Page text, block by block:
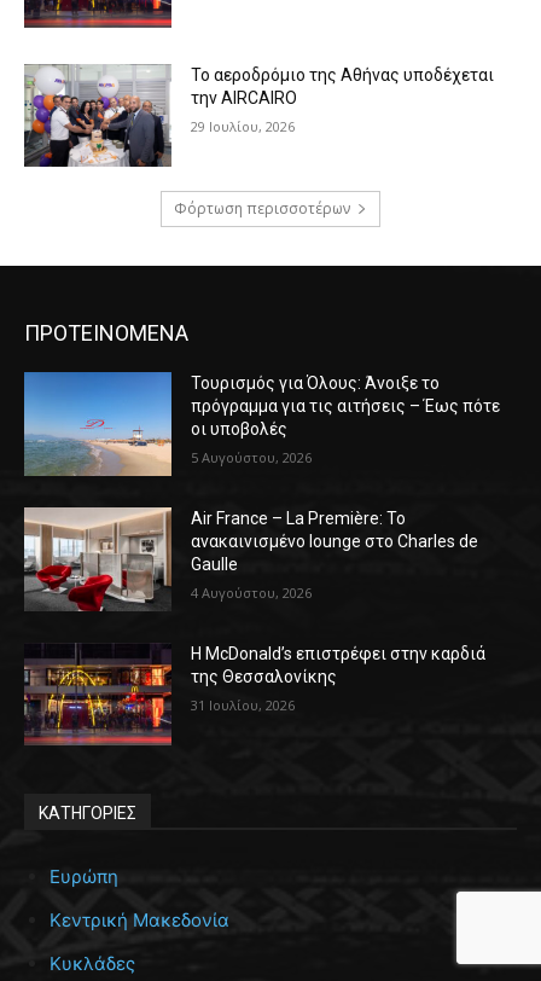
Το αεροδρόμιο της Αθήνας υποδέχεται
την AIRCAIRO
29 Ιουλίου, 2026
Φόρτωση περισσοτέρων
ΠΡΟΤΕΙΝΟΜΕΝΑ
Τουρισμός για Όλους: Άνοιξε το
πρόγραμμα για τις αιτήσεις – Έως πότε
οι υποβολές
5 Αυγούστου, 2026
Air France – La Première: Το
ανακαινισμένο lounge στο Charles de
Gaulle
4 Αυγούστου, 2026
Η McDonald’s επιστρέφει στην καρδιά
της Θεσσαλονίκης
31 Ιουλίου, 2026
ΚΑΤΗΓΟΡΙΕΣ
Ευρώπη
Κεντρική Μακεδονία
Κυκλάδες